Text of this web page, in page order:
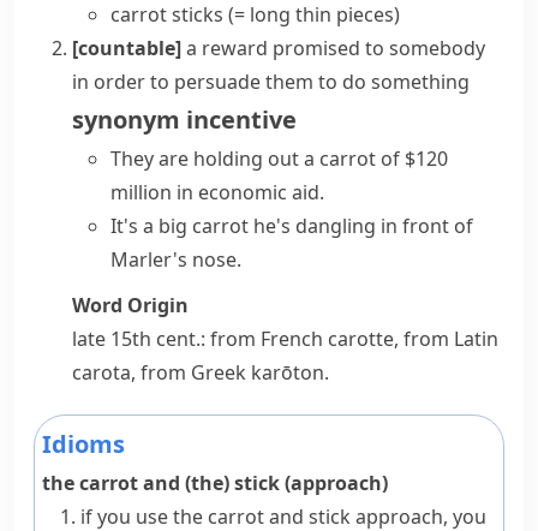
carrot sticks (= long thin pieces)
[countable]a reward promised to somebody
in order to persuade them to do something
synonym incentive
They are holding out a carrot of $120
million in economic aid.
It's a big carrot he's dangling in front of
Marler's nose.
Word Origin
late 15th cent.: from French carotte, from Latin
carota, from Greek karōton.
Idioms
the carrot and (the) stick (approach)
if you usethe carrot and stick approach, you